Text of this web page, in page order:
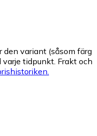
den variant (såsom färg
tidpunkt. Frakt och